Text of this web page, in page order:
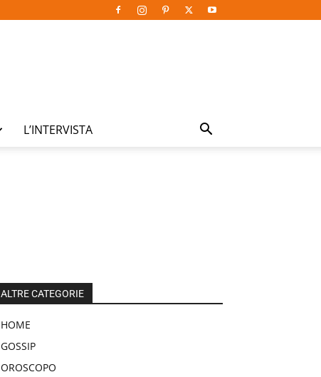
L’INTERVISTA
ALTRE CATEGORIE
HOME
GOSSIP
OROSCOPO